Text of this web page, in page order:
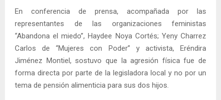
En conferencia de prensa, acompañada por las
representantes de las organizaciones feministas
“Abandona el miedo”, Haydee Noya Cortés; Yeny Charrez
Carlos de “Mujeres con Poder” y activista, Eréndira
Jiménez Montiel, sostuvo que la agresión física fue de
forma directa por parte de la legisladora local y no por un
tema de pensión alimenticia para sus dos hijos.